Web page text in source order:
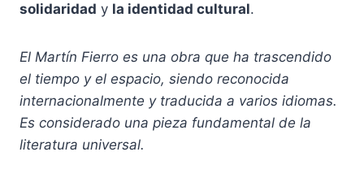
solidaridad y la identidad cultural.
El Martín Fierro es una obra que ha trascendido
el tiempo y el espacio, siendo reconocida
internacionalmente y traducida a varios idiomas.
Es considerado una pieza fundamental de la
literatura universal.